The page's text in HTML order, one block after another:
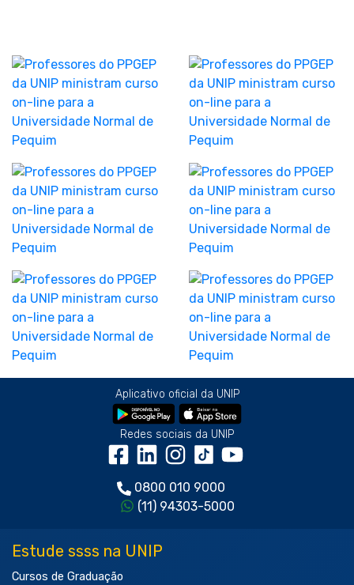
Aplicativo oficial da UNIP
Redes sociais da UNIP
0800 010 9000
(11) 94303-5000
Estude ssss na UNIP
Cursos de Graduação